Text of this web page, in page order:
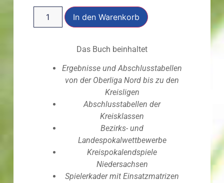
In den Warenkorb
Das Buch beinhaltet
Ergebnisse und Abschlusstabellen
von der Oberliga Nord bis zu den
Kreisligen
Abschlusstabellen der
Kreisklassen
Bezirks- und
Landespokalwettbewerbe
Kreispokalendspiele
Niedersachsen
Spielerkader mit Einsatzmatrizen